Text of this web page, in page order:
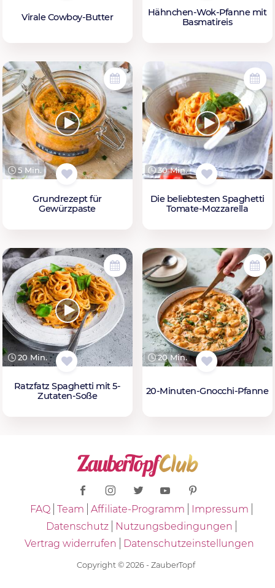
Virale Cowboy-Butter
Hähnchen-Wok-Pfanne mit
Basmatireis
5 Min.
Grundrezept für
Gewürzpaste
30 Min.
Die beliebtesten Spaghetti
Tomate-Mozzarella
20 Min.
Ratzfatz Spaghetti mit 5-
Zutaten-Soße
20 Min.
20-Minuten-Gnocchi-Pfanne
FAQ Team Affiliate-Programm
Impressum
Datenschutz
Nutzungsbedingungen
Vertrag widerrufen
Datenschutzeinstellungen
Copyright © 2026 - ZauberTopf